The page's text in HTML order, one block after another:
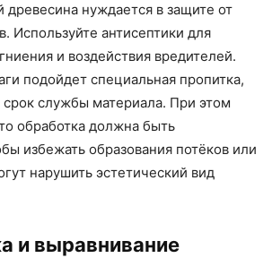
древесина нуждается в защите от
Используйте антисептики для
и воздействия вредителей.
подойдет специальная пропитка,
срок службы материала. При этом
обработка должна быть
избежать образования потёков или
нарушить эстетический вид
и выравнивание